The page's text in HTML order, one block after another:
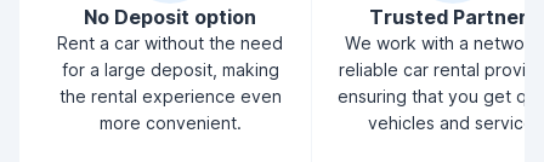
No Deposit option
Rent a car without the need
for a large deposit, making
the rental experience even
more convenient.
Trusted Partners
We work with a
reliable car rental
ensuring that you get
vehicles and service.